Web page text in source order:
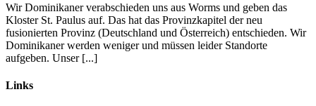
Wir Dominikaner verabschieden uns aus Worms und geben das
Kloster St. Paulus auf. Das hat das Provinzkapitel der neu
fusionierten Provinz (Deutschland und Österreich) entschieden. Wir
Dominikaner werden weniger und müssen leider Standorte
aufgeben. Unser [...]
Links